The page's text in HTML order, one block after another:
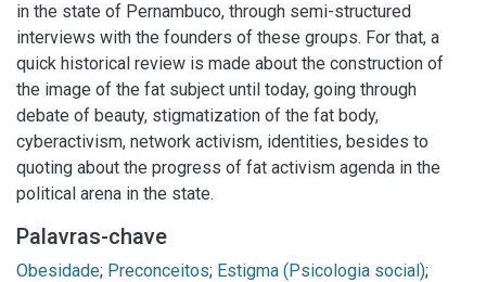
in the state of Pernambuco, through semi-structured
interviews with the founders of these groups. For that, a
quick historical review is made about the construction of
the image of the fat subject until today, going through
debate of beauty, stigmatization of the fat body,
cyberactivism, network activism, identities, besides to
quoting about the progress of fat activism agenda in the
political arena in the state.
Palavras-chave
Obesidade; Preconceitos; Estigma (Psicologia social);